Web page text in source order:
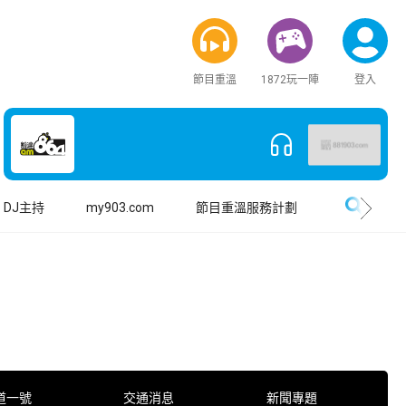
節目重溫 1872玩一陣 登入
DJ主持 my903.com 節目重溫服務計劃
一號 交通消息 新聞專題